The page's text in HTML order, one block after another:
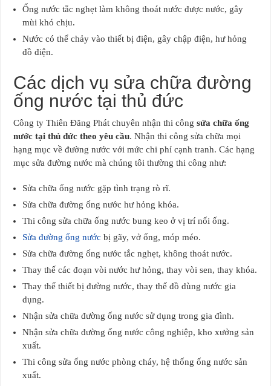
Ống nước tắc nghẹt làm không thoát nước được nước, gây
mùi khó chịu.
Nước có thể chảy vào thiết bị điện, gây chập điện, hư hỏng
đồ điện.
Các dịch vụ sửa chữa đường
ống nước tại thủ đức
Công ty Thiên Đăng Phát chuyên nhận thi côngsửa chữa ống
nước tại thủ đức theo yêu cầu. Nhận thi công sửa chữa mọi
hạng mục về đường nước với mức chi phí cạnh tranh. Các hạng
mục sửa đường nước mà chúng tôi thường thi công như:
Sửa chữa ống nước gặp tình trạng rò rĩ.
Sửa chữa đường ống nước hư hỏng khóa.
Thi công sửa chữa ống nước bung keo ở vị trí nối ống.
Sửa đường ống nước bị gãy, vở ống, móp méo.
Sửa chữa đường ống nước tắc nghẹt, không thoát nước.
Thay thế các đoạn vòi nước hư hỏng, thay vòi sen, thay khóa.
Thay thế thiết bị đường nước, thay thế đồ dùng nước gia
dụng.
Nhận sửa chữa đường ống nước sử dụng trong gia đình.
Nhận sửa chữa đường ống nước công nghiệp, kho xưởng sản
xuất.
Thi công sửa ống nước phòng cháy, hệ thống ống nước sản
xuất.